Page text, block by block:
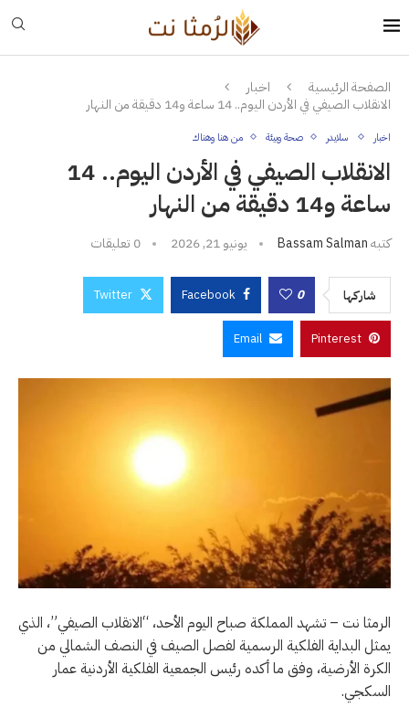
الصفحة الرئيسية
اخبار
الانقلاب الصيفي في الأردن اليوم.. 14 ساعة و14 دقيقة من النهار
اخبار سلايدر صحة وبيئة من هنا وهناك
الانقلاب الصيفي في الأردن اليوم.. 14
ساعة و14 دقيقة من النهار
كتبهBassam Salman يونيو 21, 2026 0 تعليقات
شاركها 0
Facebook
Twitter
Pinterest
Email
الرمثا نت – تشهد المملكة صباح اليوم الأحد، “الانقلاب الصيفي”، الذي
يمثل البداية الفلكية الرسمية لفصل الصيف في النصف الشمالي من
الكرة الأرضية، وفق ما أكده رئيس الجمعية الفلكية الأردنية عمار
السكجي.